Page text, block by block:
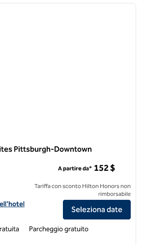
Pittsburgh-Downtown
Hampton Inn & Suites Pittsburgh-
A partire da* 152 $
Tariffa con sconto Hilton Honors non
rimborsabile
Seleziona date
Parcheggio gratuito